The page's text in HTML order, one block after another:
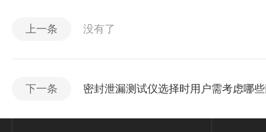
上一条 没有了
下一条 密封泄漏测试仪选择时用户需考虑哪